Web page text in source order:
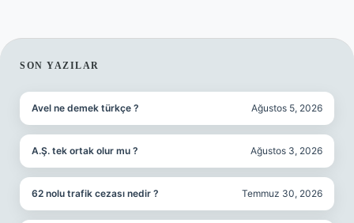
SIDEBAR
SON YAZILAR
Avel ne demek türkçe ? Ağustos 5, 2026
A.Ş. tek ortak olur mu ? Ağustos 3, 2026
62 nolu trafik cezası nedir ? Temmuz 30, 2026